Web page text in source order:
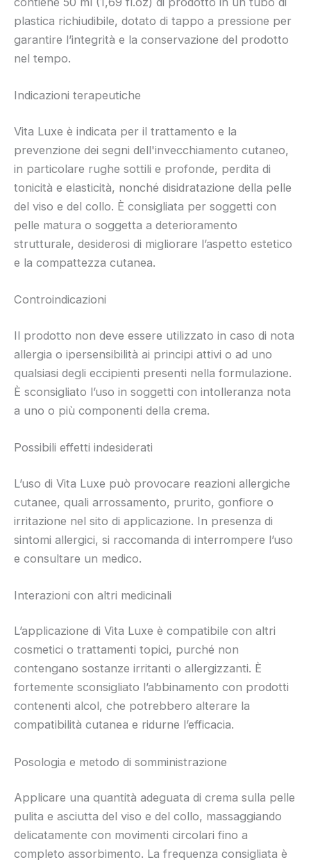
plastica richiudibile, dotato di tappo a pressione per
garantire l’integrità e la conservazione del prodotto
nel tempo.
Indicazioni terapeutiche
Vita Luxe è indicata per il trattamento e la
prevenzione dei segni dell'invecchiamento cutaneo,
in particolare rughe sottili e profonde, perdita di
tonicità e elasticità, nonché disidratazione della pelle
del viso e del collo. È consigliata per soggetti con
pelle matura o soggetta a deterioramento
strutturale, desiderosi di migliorare l’aspetto estetico
e la compattezza cutanea.
Controindicazioni
Il prodotto non deve essere utilizzato in caso di nota
allergia o ipersensibilità ai principi attivi o ad uno
qualsiasi degli eccipienti presenti nella formulazione.
È sconsigliato l’uso in soggetti con intolleranza nota
a uno o più componenti della crema.
Possibili effetti indesiderati
L’uso di Vita Luxe può provocare reazioni allergiche
cutanee, quali arrossamento, prurito, gonfiore o
irritazione nel sito di applicazione. In presenza di
sintomi allergici, si raccomanda di interrompere l’uso
e consultare un medico.
Interazioni con altri medicinali
L’applicazione di Vita Luxe è compatibile con altri
cosmetici o trattamenti topici, purché non
contengano sostanze irritanti o allergizzanti. È
fortemente sconsigliato l’abbinamento con prodotti
contenenti alcol, che potrebbero alterare la
compatibilità cutanea e ridurne l’efficacia.
Posologia e metodo di somministrazione
Applicare una quantità adeguata di crema sulla pelle
pulita e asciutta del viso e del collo, massaggiando
delicatamente con movimenti circolari fino a
completo assorbimento. La frequenza consigliata è